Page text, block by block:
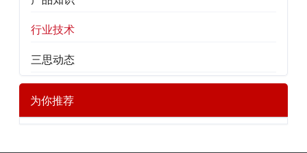
行业技术
三思动态
为你推荐